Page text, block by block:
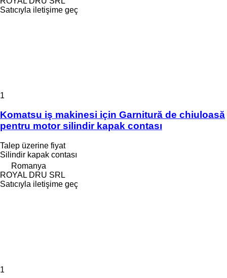
Satıcıyla iletişime geç
1
Komatsu iş makinesi için Garnitură de chiuloasă
pentru motor silindir kapak contası
Talep üzerine fiyat
Silindir kapak contası
Romanya
ROYAL DRU SRL
Satıcıyla iletişime geç
1